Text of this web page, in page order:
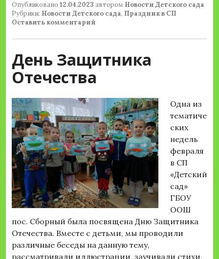
Опубликовано 12.04.2023 автором Новости Детского сада
Рубрики: Новости Детского сада, Праздник в СП
Оставить комментарий
День Защитника
Отечества
Одна из
тематиче
ских
недель
февраля
в СП
«Детский
сад»
ГБОУ
ООШ
пос. Сборный была посвящена Дню Защитника
Отечества. Вместе с детьми, мы проводили
различные беседы на данную тему,
рассматривали иллюстрации, заучивали стихи,